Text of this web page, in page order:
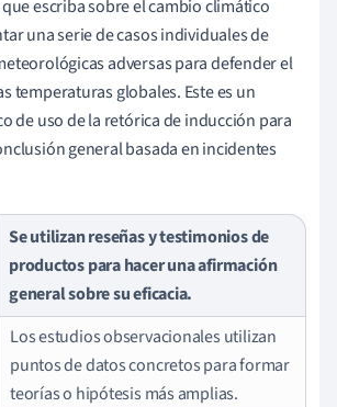
escriba sobre el cambio climático
una serie de casos individuales de
adversas para defender el
temperaturas globales. Este es un
de uso de la retórica de inducción para
general basada en incidentes
Se utilizan reseñas y testimonios de
productos para hacer una afirmación
general sobre su eficacia.
Los estudios observacionales utilizan
puntos de datos concretos para formar
teorías o hipótesis más amplias.